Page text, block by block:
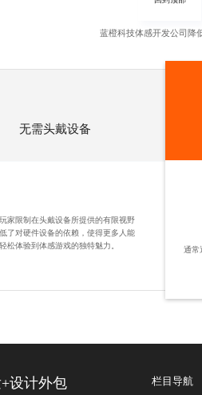
蓝橙科技体感开发公司降
无需头戴设备
家限制在头戴设备所提供的有限视野
了对硬件设备的依赖，使得更多人能
松体验到体感游戏的独特魅力。
通常
+设计外包 栏目导航